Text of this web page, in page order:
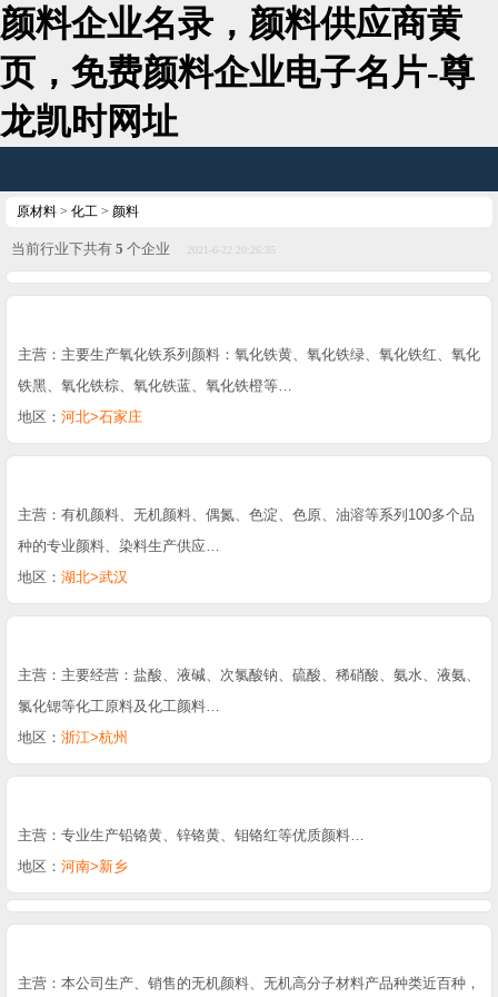
颜料企业名录，颜料供应商黄
页，免费颜料企业电子名片-尊
龙凯时网址
原材料 > 化工 > 颜料
当前行业下共有 5 个企业 2021-6-22 20:26:35
主营：主要生产氧化铁系列颜料：氧化铁黄、氧化铁绿、氧化铁红、氧化
铁黑、氧化铁棕、氧化铁蓝、氧化铁橙等…
地区： 河北>石家庄
主营：有机颜料、无机颜料、偶氮、色淀、色原、油溶等系列100多个品
种的专业颜料、染料生产供应…
地区： 湖北>武汉
主营：主要经营：盐酸、液碱、次氯酸钠、硫酸、稀硝酸、氨水、液氨、
氯化锶等化工原料及化工颜料…
地区： 浙江>杭州
主营：专业生产铅铬黄、锌铬黄、钼铬红等优质颜料…
地区： 河南>新乡
主营：本公司生产、销售的无机颜料、无机高分子材料产品种类近百种，